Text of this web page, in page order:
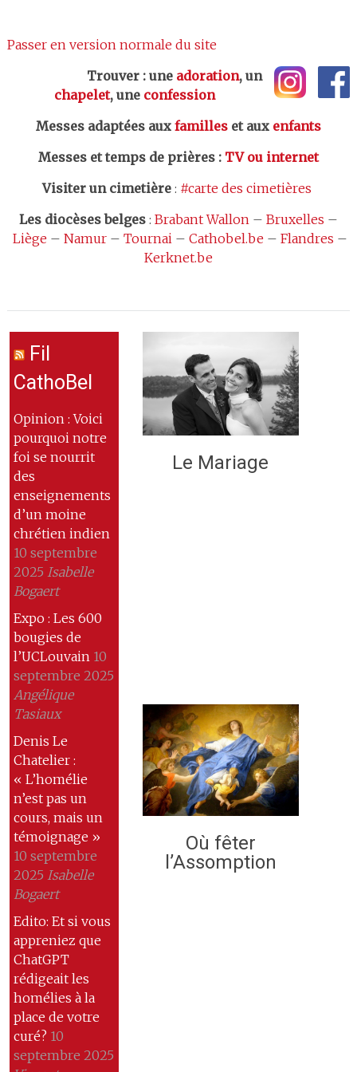
Passer en version normale du site
Trouver : une adoration, un
chapelet, une confession
Messes adaptées aux familleset aux enfants
Messes et temps de prières: TV ou internet
Visiter un cimetière: #carte des cimetières
Les diocèses belges: Brabant Wallon– Bruxelles –
Liège – Namur– Tournai– Cathobel.be – Flandres –
Kerknet.be
Fil
CathoBel
Opinion : Voici
pourquoi notre
foi se nourrit
des
enseignements
d’un moine
chrétien indien
10 septembre
2025 Isabelle
Bogaert
Expo : Les 600
bougies de
l’UCLouvain 10
septembre 2025
Angélique
Tasiaux
Denis Le
Chatelier :
« L’homélie
n’est pas un
cours, mais un
témoignage »
10 septembre
2025 Isabelle
Bogaert
Edito: Et si vous
appreniez que
ChatGPT
rédigeait les
homélies à la
place de votre
curé? 10
septembre 2025
Le Mariage
Où fêter
l’Assomption